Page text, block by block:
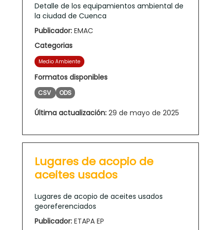
Detalle de los equipamientos ambiental de
la ciudad de Cuenca
Publicador: EMAC
Categorias
Medio Ambiente
Formatos disponibles
CSV ODS
Última actualización: 29 de mayo de 2025
Lugares de acopio de
aceites usados
Lugares de acopio de aceites usados
georeferenciados
Publicador: ETAPA EP